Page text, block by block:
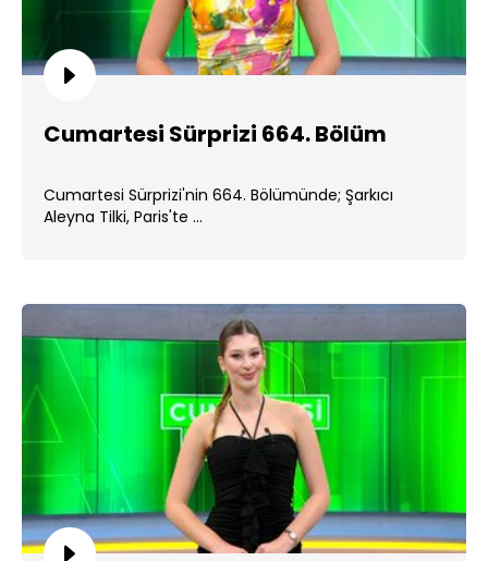
Cumartesi Sürprizi 664. Bölüm
Cumartesi Sürprizi'nin 664. Bölümünde; Şarkıcı
Aleyna Tilki, Paris'te ...